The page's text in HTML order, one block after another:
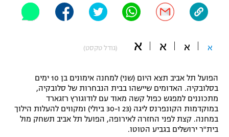
"מחצית בשכונה" – פודקאסט
משתתפים וזוכים בפרסים
תקנון משתתפים וזוכים בפרסים
תקנון עבור פעילות אלקטרה
תקנון עבור פעילות ספורט 1 – "מרלן"
טניס
גיימינג E-Sports
אופניים
ספורט מוטורי
פוטבול אמריקאי NFL
בייסבול MLB
א א א א (גודל טקסט)
הפועל תל אביב תצא היום (שני) למחנה אימונים בן 10 ימים
בסלובקיה. האדומים שיישהו בבית הנבחרות של סלובקיה,
מתכוננים למפגש כפול קשה מאוד עם לודוגורץ רזגארד
במוקדמות הקונפרנס ליגה (23 ו-30 ביולי) ומקווים להעלות הילוך
במחנה. קצת לפני החזרה לאירופה, הפועל תל אביב תשחק מול
בית"ר ירושלים בגביע הטוטו.